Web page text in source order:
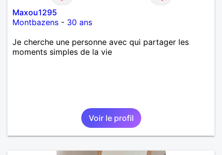
Maxou1295
Montbazens - 30 ans
Je cherche une personne avec qui partager les
moments simples de la vie
Voir le profil